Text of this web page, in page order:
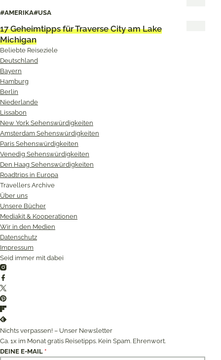
#AMERIKA#USA
17 Geheimtipps für Traverse City am Lake
Michigan
Beliebte Reiseziele
Deutschland
Bayern
Hamburg
Berlin
Niederlande
Lissabon
New York Sehenswürdigkeiten
Amsterdam Sehenswürdigkeiten
Paris Sehenswürdigkeiten
Venedig Sehenswürdigkeiten
Den Haag Sehenswürdigkeiten
Roadtrips in Europa
Travellers Archive
Über uns
Unsere Bücher
Mediakit & Kooperationen
Wir in den Medien
Datenschutz
Impressum
Seid immer mit dabei
Instagram
Twitter
Pinterest
Flipboard
Feedly
Nichts verpassen! – Unser Newsletter
Ca. 1x im Monat gratis Reisetipps. Kein Spam. Ehrenwort.
DEINE E-MAIL *